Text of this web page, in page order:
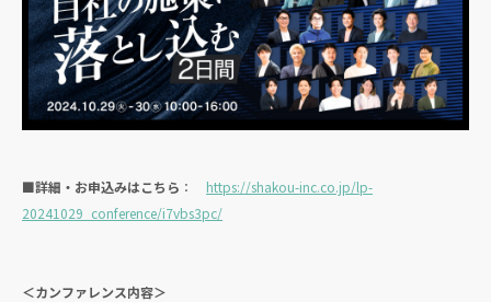
■詳細・お申込みはこちら ： https://shakou-inc.co.jp/lp-
20241029_conference/i7vbs3pc/
＜カンファレンス内容＞